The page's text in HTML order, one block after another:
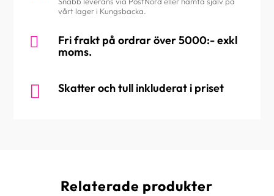
vårt lager i Kungsbacka.

Fri frakt på ordrar över 5000:- exkl
moms.
 Skatter och tull inkluderat i priset
Relaterade produkter